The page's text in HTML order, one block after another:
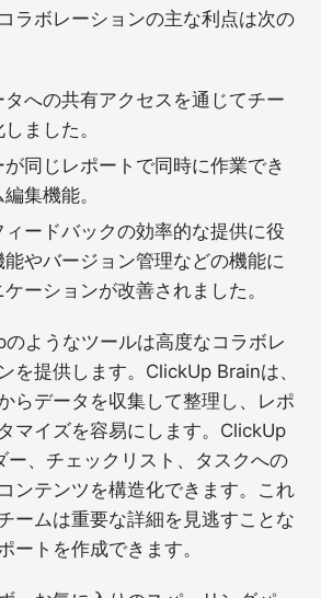
ラボレーションの主な利点は次の
タへの共有アクセスを通じてチー
ました。
同じレポートで同時に作業でき
集機能。
ードバックの効率的な提供に役
やバージョン管理などの機能に
ーションが改善されました。
ようなツールは高度なコラボレ
を提供します。ClickUp Brainは、
らデータを収集して整理し、レポ
マイズを容易にします。ClickUp
ー、チェックリスト、タスクへの
ンテンツを構造化できます。これ
ームは重要な詳細を見逃すことな
ートを作成できます。